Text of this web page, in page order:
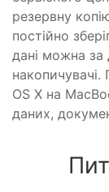
резервну
постійно
дані можна
OS X на
даних,